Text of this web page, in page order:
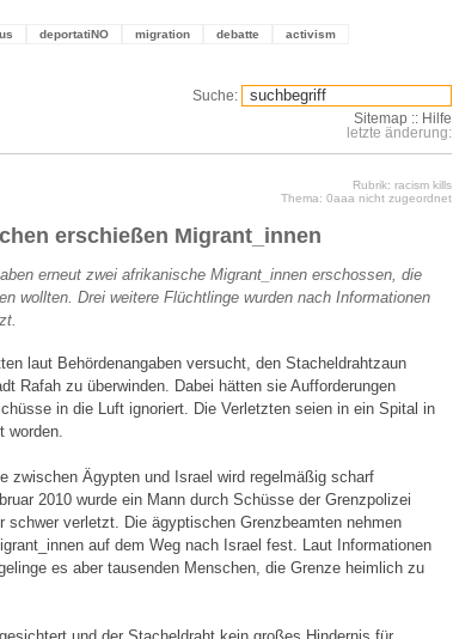
deportatiNO migration debatte activism
Suche:
Sitemap :: Hilfe
letzte änderung:
Rubrik: racism kills
Thema: 0aaa nicht zugeordnet
erschießen Migrant_innen
erneut zwei afrikanische Migrant_innen erschossen, die
wollten. Drei weitere Flüchtlinge wurden nach Informationen
laut Behördenangaben versucht, den Stacheldrahtzaun
Rafah zu überwinden. Dabei hätten sie Aufforderungen
in die Luft ignoriert. Die Verletzten seien in ein Spital in
worden.
zwischen Ägypten und Israel wird regelmäßig scharf
2010 wurde ein Mann durch Schüsse der Grenzpolizei
schwer verletzt. Die ägyptischen Grenzbeamten nehmen
auf dem Weg nach Israel fest. Laut Informationen
es aber tausenden Menschen, die Grenze heimlich zu